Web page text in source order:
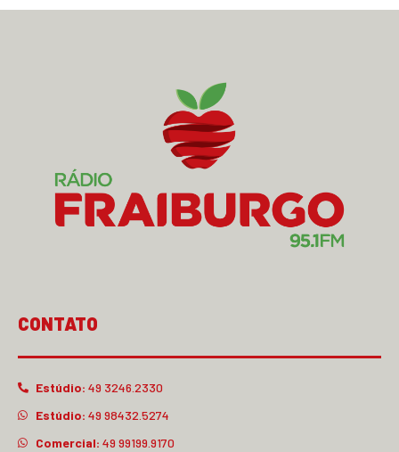
CONTATO
Estúdio: 49 3246.2330
Estúdio: 49 98432.5274
Comercial: 49 99199.9170